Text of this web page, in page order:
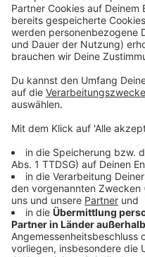
Anzeige
Coca-Cola schließt
insgesamt sechs
nicht betroffen. Die
Logistikstandorten
sich das Unternehmen
Insgesamt sind mehr
Das Unternehmen
Kündigungen zu